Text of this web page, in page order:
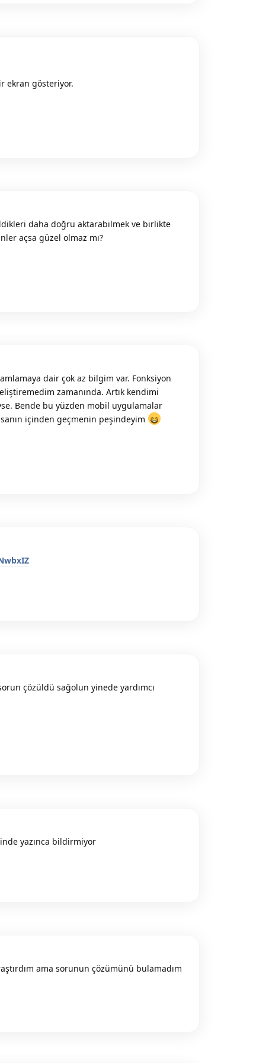
ekran gösteriyor.
daha doğru aktarabilmek ve birlikte
açsa güzel olmaz mı?
dair çok az bilgim var. Fonksiyon
zamanında. Artık kendimi
Bende bu yüzden mobil uygulamalar
içinden geçmenin peşindeyim
çözüldü sağolun yinede yardımcı
yazınca bildirmiyor
ama sorunun çözümünü bulamadım